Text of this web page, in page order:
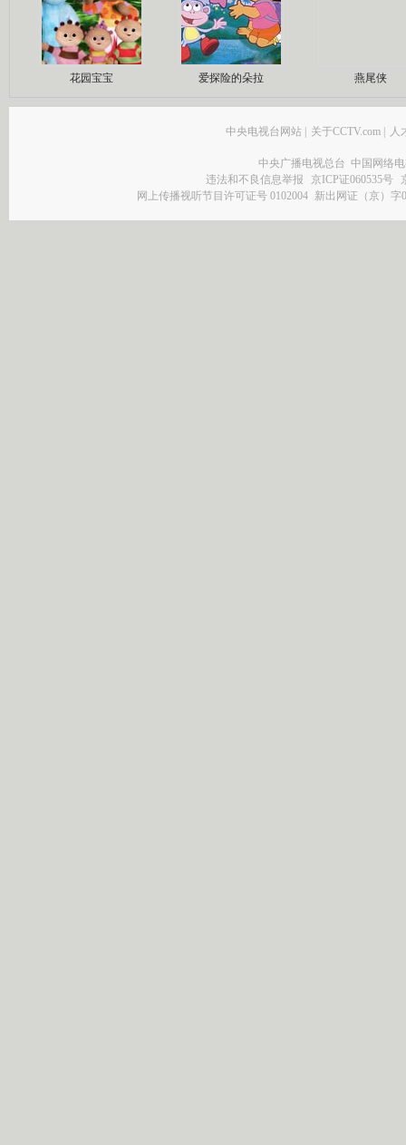
花园宝宝 爱探险的朵拉 燕尾侠
中央电视台网站 | 关于CCTV.com | 人
中央广播电视总台 中国网络
违法和不良信息举报
京ICP证060535号
网上传播视听节目许可证号 0102004 新出网证（京）